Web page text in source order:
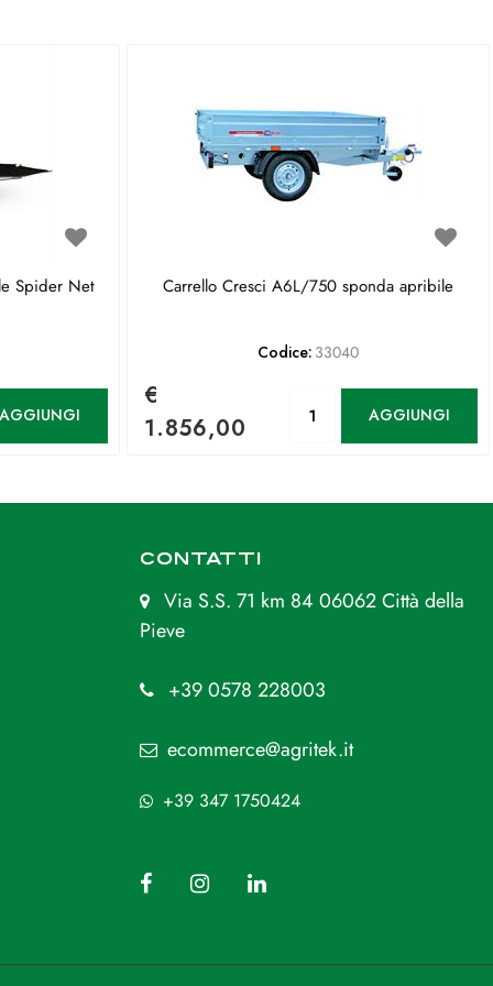
Spider Net Carrello Cresci A6L/750 sponda apribile
Codice: 33040
€
1.856,00
AGGIUNGI
CONTATTI
Via S.S. 71 km 84 06062 Città della
Pieve
+39 0578 228003
ecommerce@agritek.it
+39 347 1750424